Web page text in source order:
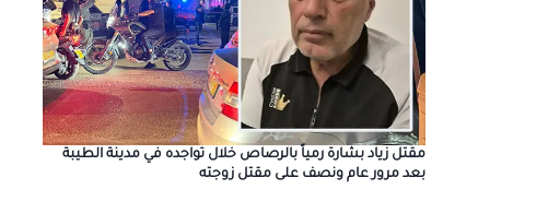
مقتل زياد بشارة رمياً بالرصاص خلال تواجده في مدينة الطيبة
بعد مرور عام ونصف على مقتل زوجته